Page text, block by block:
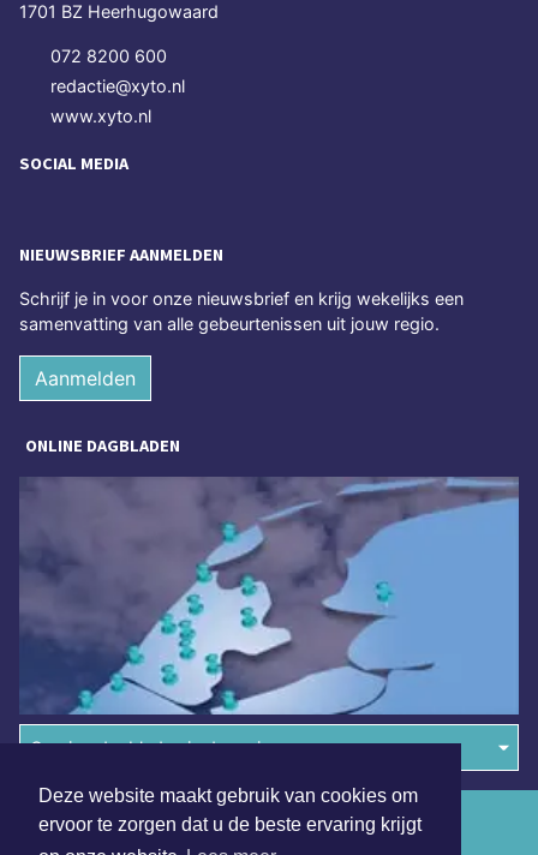
Deze website maakt gebruik van cookies om
ervoor te zorgen dat u de beste ervaring krijgt
1701 BZ Heerhugowaard
072 8200 600
redactie@xyto.nl
www.xyto.nl
SOCIAL MEDIA
NIEUWSBRIEF AANMELDEN
Schrijf je in voor onze nieuwsbrief en krijg wekelijks een
samenvatting van alle gebeurtenissen uit jouw regio.
Aanmelden
ONLINE DAGBLADEN
Overige dagbladen in de regio
Algemene voorwaarden